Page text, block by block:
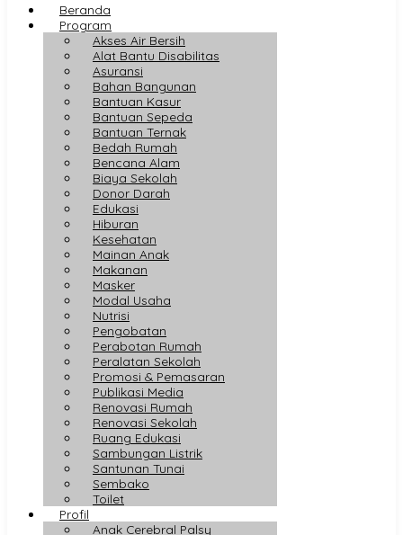
Beranda
Program
Akses Air Bersih
Alat Bantu Disabilitas
Asuransi
Bahan Bangunan
Bantuan Kasur
Bantuan Sepeda
Bantuan Ternak
Bedah Rumah
Bencana Alam
Biaya Sekolah
Donor Darah
Edukasi
Hiburan
Kesehatan
Mainan Anak
Makanan
Masker
Modal Usaha
Nutrisi
Pengobatan
Perabotan Rumah
Peralatan Sekolah
Promosi & Pemasaran
Publikasi Media
Renovasi Rumah
Renovasi Sekolah
Ruang Edukasi
Sambungan Listrik
Santunan Tunai
Sembako
Toilet
Profil
Anak Cerebral Palsy